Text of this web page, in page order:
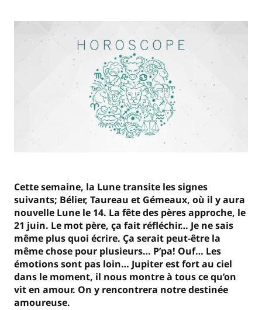
Cette semaine, la Lune transite les signes
suivants; Bélier, Taureau et Gémeaux, où il y aura
nouvelle Lune le 14. La fête des pères approche, le
21 juin. Le mot père, ça fait réfléchir… Je ne sais
même plus quoi écrire. Ça serait peut-être la
même chose pour plusieurs… P’pa! Ouf… Les
émotions sont pas loin… Jupiter est fort au ciel
dans le moment, il nous montre à tous ce qu’on
vit en amour. On y rencontrera notre destinée
amoureuse.